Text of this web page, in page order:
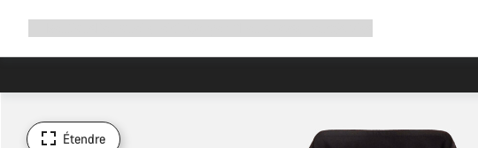
navigation
Étendre